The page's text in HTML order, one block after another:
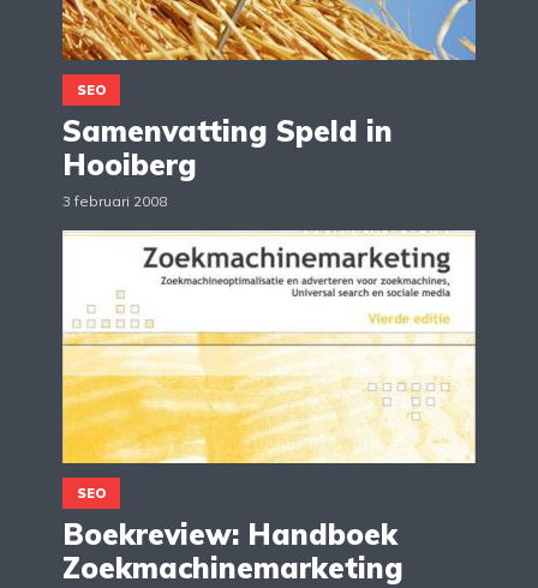
SEO
Samenvatting Speld in
Hooiberg
3 februari 2008
SEO
Boekreview: Handboek
Zoekmachinemarketing